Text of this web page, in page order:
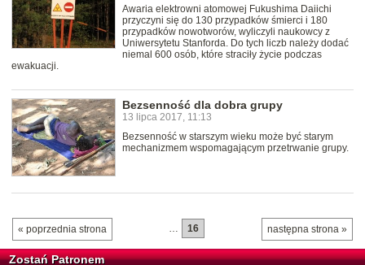
Awaria elektrowni atomowej Fukushima Daiichi
przyczyni się do 130 przypadków śmierci i 180
przypadków nowotworów, wyliczyli naukowcy z
Uniwersytetu Stanforda. Do tych liczb należy dodać
niemal 600 osób, które straciły życie podczas
ewakuacji.
Bezsenność dla dobra grupy
13 lipca 2017, 11:13
Bezsenność w starszym wieku może być starym
mechanizmem wspomagającym przetrwanie grupy.
« poprzednia strona następna strona »
… 16
Zostań Patronem